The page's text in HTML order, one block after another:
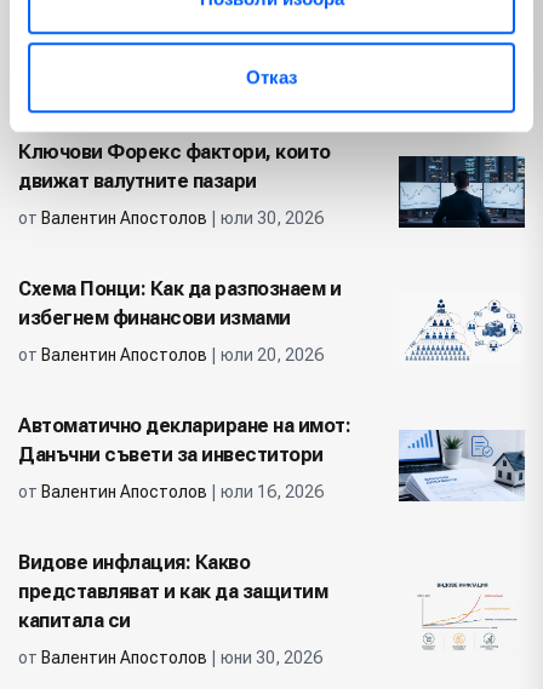
Отказ
Недвижими имоти
Ключови Форекс фактори, които
движат валутните пазари
от Валентин Апостолов | юли 30, 2026
Схема Понци: Как да разпознаем и
избегнем финансови измами
от Валентин Апостолов | юли 20, 2026
Автоматично деклариране на имот:
Данъчни съвети за инвеститори
от Валентин Апостолов | юли 16, 2026
Видове инфлация: Какво
представляват и как да защитим
капитала си
от Валентин Апостолов | юни 30, 2026